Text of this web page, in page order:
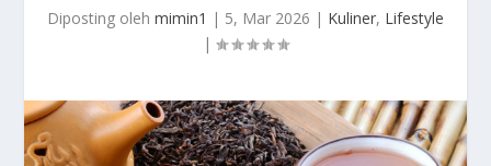
Diposting oleh mimin1 | 5, Mar 2026 | Kuliner, Lifestyle
|